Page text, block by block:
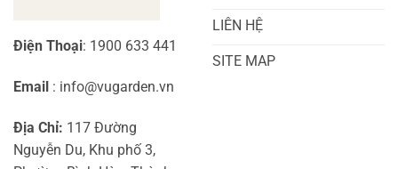
Điện Thoại: 1900 633 441
Email : info@vugarden.vn
Địa Chỉ: 117 Đường
Nguyễn Du, Khu phố 3,
LIÊN HỆ
SITE MAP